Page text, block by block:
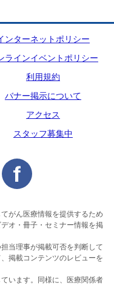
ンターネットポリシー
ラインイベントポリシー
利用規約
バナー掲示について
アクセス
スタッフ募集中
がん医療情報を提供するため
オ・冊子・セミナー情報を掲
当理事が掲載可否を判断して
掲載コンテンツのレビューを
います。同様に、医療関係者